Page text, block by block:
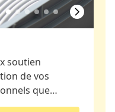
soutien
de vos
que…